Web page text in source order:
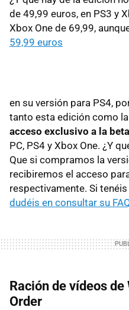
de 49,99 euros, en PS3 y
Xbox One de 69,99,
59,99 euros
en su versión para PS4,
tanto esta edición como
acceso exclusivo a la
PC, PS4 y Xbox One. ¿Y
Que si compramos la
recibiremos el acceso
respectivamente. Si
dudéis en consultar su
Ración de vídeos
Order